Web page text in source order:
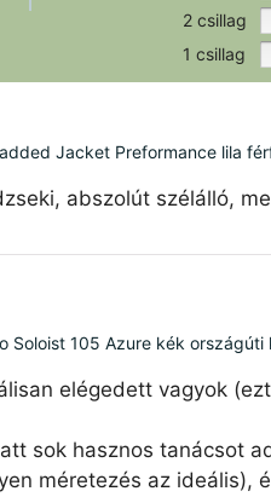
2 csillag
1 csillag
Jacket Preformance lila
abszolút szélálló,
Soloist 105 Azure kék
elégedett vagyok
sok hasznos tanácsot
méretezés az ideális),